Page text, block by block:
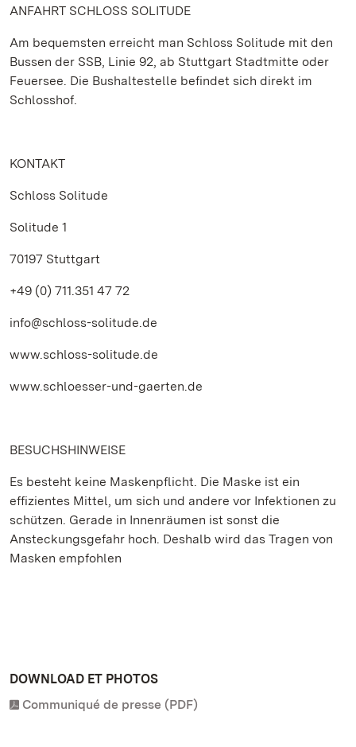
ANFAHRT SCHLOSS SOLITUDE
Am bequemsten erreicht man Schloss Solitude mit den
Bussen der SSB, Linie 92, ab Stuttgart Stadtmitte oder
Feuersee. Die Bushaltestelle befindet sich direkt im
Schlosshof.
KONTAKT
Schloss Solitude
Solitude 1
70197 Stuttgart
+49 (0) 711.351 47 72
info@schloss-solitude.de
www.schloss-solitude.de
www.schloesser-und-gaerten.de
BESUCHSHINWEISE
Es besteht keine Maskenpflicht. Die Maske ist ein
effizientes Mittel, um sich und andere vor Infektionen zu
schützen. Gerade in Innenräumen ist sonst die
Ansteckungsgefahr hoch. Deshalb wird das Tragen von
Masken empfohlen
DOWNLOAD ET PHOTOS
Communiqué de presse (PDF)